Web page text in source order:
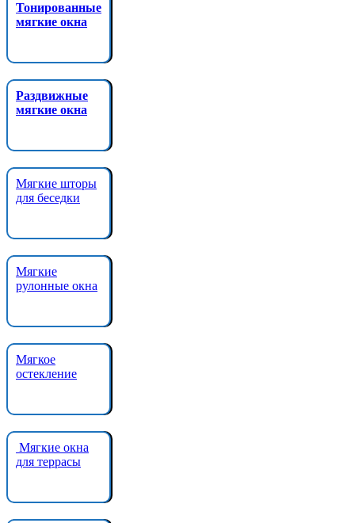
Тонированные
мягкие окна
Раздвижные
мягкие окна
Мягкие шторы
для беседки
Мягкие
рулонные окна
Мягкое
остекление
Мягкие окна
для террасы